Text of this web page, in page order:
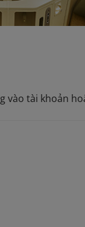
vào tài khoản